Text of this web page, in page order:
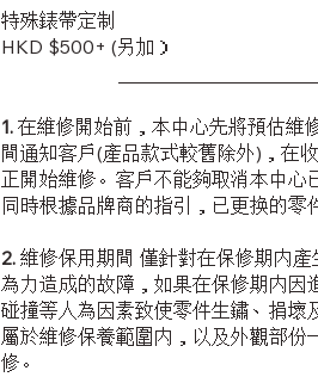
特殊錶帶定制
HKD $500+ (另加）
1. 在維修開始前，本中心先將預估維
間通知客戶(產品款式較舊除外)，在
正開始維修。客戶不能夠取消本中心
同時根據品牌商的指引，已更换的零
2. 維修保用期間 僅針對在保修期内產
為力造成的故障，如果在保修期内因
碰撞等人為因素致使零件生鏽、捐壞
屬於維修保養範圍内，以及外觀部份
修。